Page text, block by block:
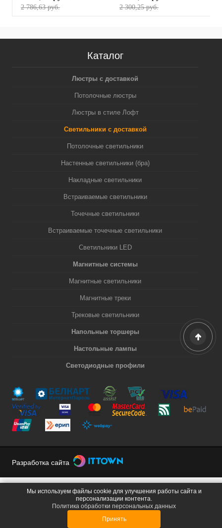
2 786,63 pуб. 2 300,25 pуб.
Каталог
Люстры с доставкой
Потолочные люстры
Люстры в стиле Лофт
Светильники с доставкой
Потолочные светильники
Настенные светильники (бра)
Накладные светильники
Встраиваемые светильники
Точечные светильники
Встраиваемые точечные светильники
Светильники LED
Магнитные системы
Магнитные светильники
Магнитные треки
Трековые светильники
Напольные торшеры
Настольные лампы
Светодиодные профили
Разработка сайта
Мы используем файлы cookie для улучшения работы сайта и
персонализации контента.
Политика обработки персональных данных
Принять